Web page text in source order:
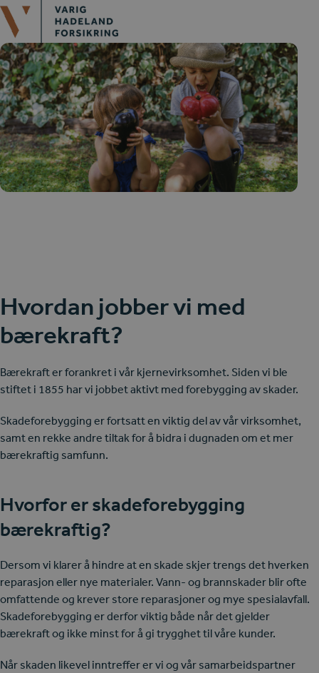
Skip
to
content
Open
mobile
menu
Close
mobile
menu
Hvordan jobber vi med
bærekraft?
Bærekraft er forankret i vår kjernevirksomhet. Siden vi ble
stiftet i 1855 har vi jobbet aktivt med forebygging av skader.
Skadeforebygging er fortsatt en viktig del av vår virksomhet,
samt en rekke andre tiltak for å bidra i dugnaden om et mer
bærekraftig samfunn.
Hvorfor er skadeforebygging
bærekraftig?
Dersom vi klarer å hindre at en skade skjer trengs det hverken
reparasjon eller nye materialer. Vann- og brannskader blir ofte
omfattende og krever store reparasjoner og mye spesialavfall.
Skadeforebygging er derfor viktig både når det gjelder
bærekraft og ikke minst for å gi trygghet til våre kunder.
Når skaden likevel inntreffer er vi og vår samarbeidspartner